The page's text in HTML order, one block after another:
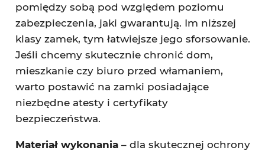
pomiędzy sobą pod względem poziomu
zabezpieczenia, jaki gwarantują. Im niższej
klasy zamek, tym łatwiejsze jego sforsowanie.
Jeśli chcemy skutecznie chronić dom,
mieszkanie czy biuro przed włamaniem,
warto postawić na zamki posiadające
niezbędne atesty i certyfikaty
bezpieczeństwa.
Materiał wykonania– dla skutecznej ochrony